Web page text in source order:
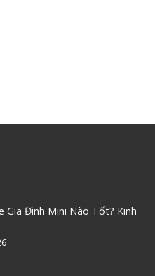
Gia Đình Mini Nào Tốt? Kinh